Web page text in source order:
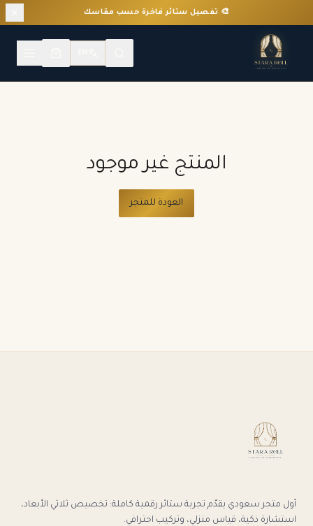
🎨 تفصيل ستائر فاخرة حسب مقاسك
المنتج غير موجود
العودة للمتجر
أول متجر سعودي يقدّم تجربة ستائر رقمية كاملة: تخصيص ثلاثي الأبعاد،
استشارة ذكية، قياس منزلي، وتركيب احترافي.